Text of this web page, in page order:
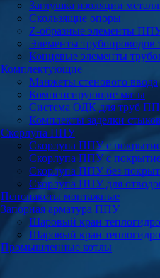
Заглушка изоляции
Скользящие опоры
Z-образные элементы
Элементы трубопроводов
Концевые элементы
Комплектующие
Манжеты стенового ввода
Компенсирующие маты
Система ОДК для труб
Комплекты заделки стыков
Скорлупа ППУ
Скорлупа ППУ с
Скорлупа ППУ с
Скорлупа ППУ без
Скорлупа ППУ для
Пенопакеты монтажные
Запорная арматура ППУ
Шаровый кран
Шаровый кран
Промышленные котлы